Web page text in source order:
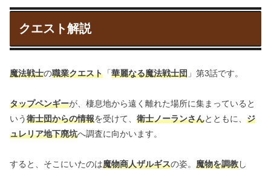
クエスト解説
魔法戦士の職業クエスト 「華麗なる魔法戦士団 」第3話です。
タップペンギーが、棲息地から遠く離れた場所に集まっていると
いう衛士団からの情報を受けて、 衛士ノーランさんとともに、 ジ
ュレリア地下廃坑へ調査に向かいます。
すると、そこにいたのは魔物商人ザルギスの姿。 魔物を調教し